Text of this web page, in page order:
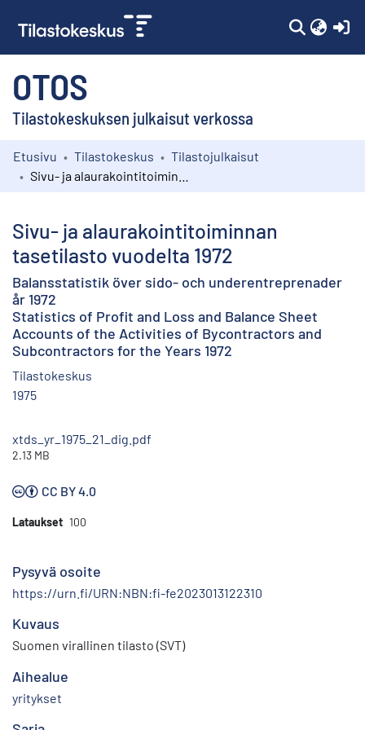
OTOS
Tilastokeskuksen julkaisut verkossa
Kokoelmat
Etusivu Tilastokeskus
Tilastojulkaisut
Sivu- ja alaurakointitoiminnan
tasetilasto vuodelta 1972
Balansstatistik över sido- och underentreprenader
år 1972
Statistics of Profit and Loss and Balance Sheet
Accounts of the Activities of Bycontractors and
Subcontractors for the Years 1972
Tilastokeskus
1975
xtds_yr_1975_21_dig.pdf
2.13 MB
CC BY 4.0
Lataukset 100
Pysyvä osoite
https://urn.fi/URN:NBN:fi-fe2023013122310
Kuvaus
Suomen virallinen tilasto (SVT)
Aihealue
yritykset